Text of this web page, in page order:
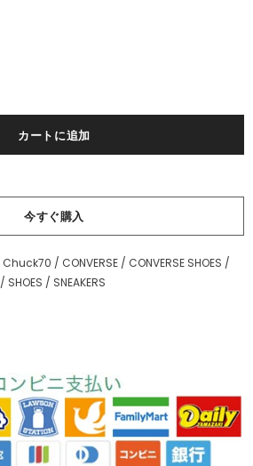
今すぐ購入
Chuck70 / CONVERSE / CONVERSE SHOES /
/ SHOES / SNEAKERS